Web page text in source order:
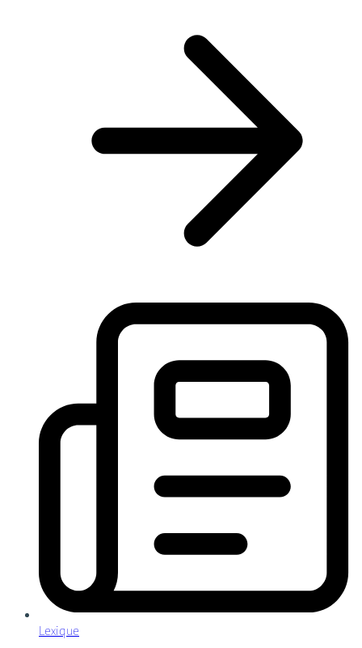
Lexique